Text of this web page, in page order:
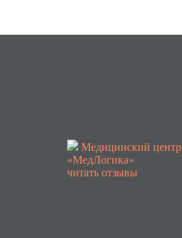
Медицинский центр
«МедЛогика»
читать отзывы